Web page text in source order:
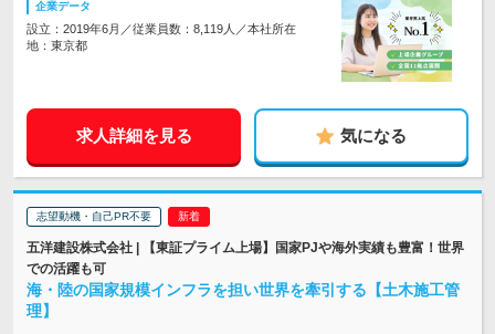
企業データ
設立：2019年6月／従業員数：8,119人／本社所在
地：東京都
求人詳細を見る 気になる
志望動機・自己PR不要
五洋建設株式会社 | 【東証プライム上場】国家PJや海外実績も豊富！世界
での活躍も可
海・陸の国家規模インフラを担い世界を牽引する【土木施工管
理】